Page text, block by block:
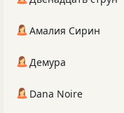
Амалия Сирин
Демура
Dana Noire